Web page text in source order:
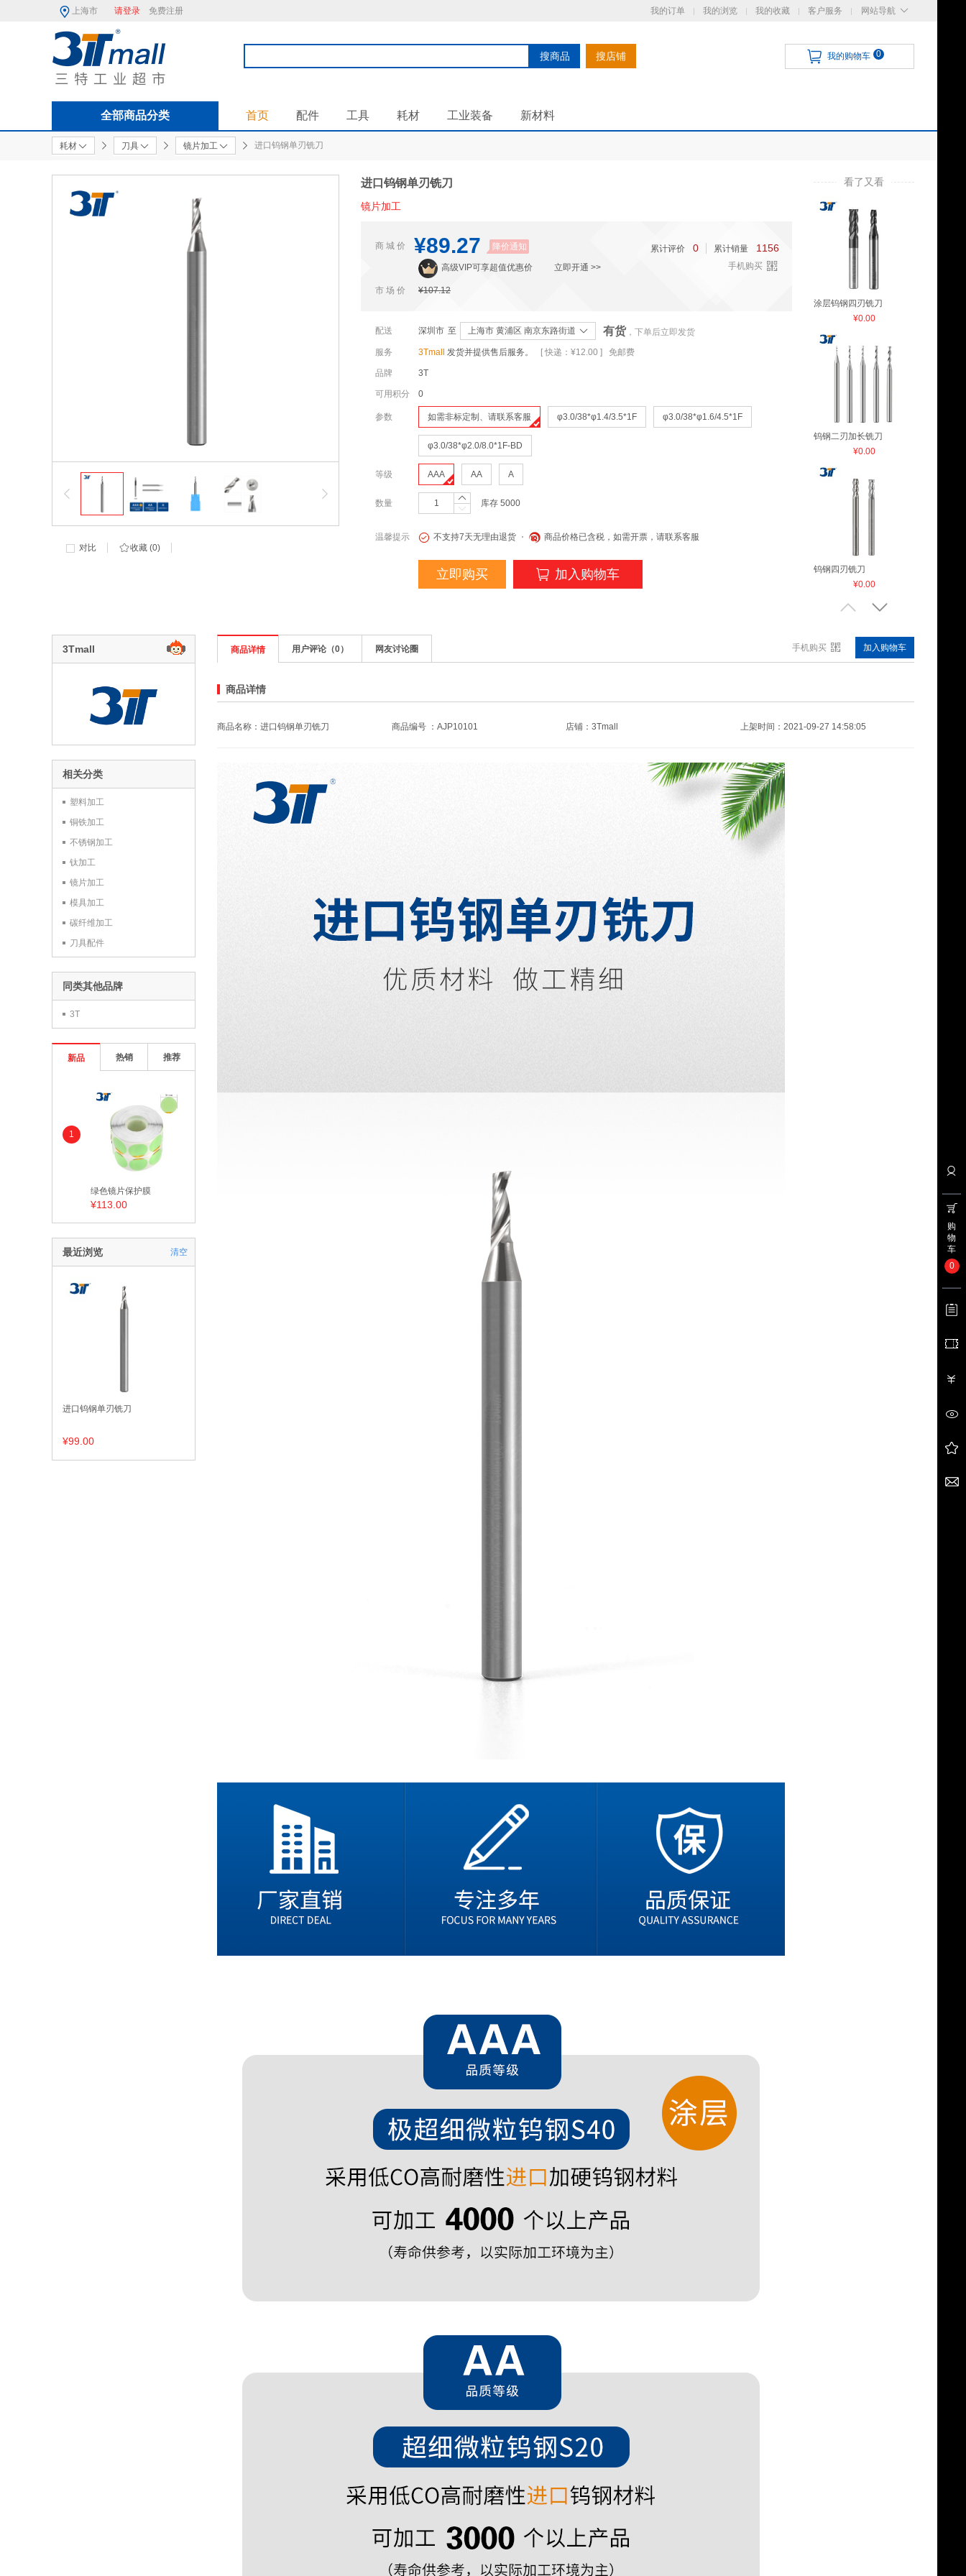
上海市 请登录 免费注册 我的订单 我的浏览 我的收藏 客户服务 网站导航
搜商品 搜店铺 我的购物车 0
全部商品分类 首页 配件 工具 耗材 工业装备 新材料
耗材 刀具 镜片加工 进口钨钢单刃铣刀
对比 收藏 (0)
进口钨钢单刃铣刀
镜片加工
商 城 价 ¥89.27 降价通知
高级VIP可享超值优惠价 立即开通 >>
市 场 价 ¥107.12
累计评价 0 累计销量 1156
手机购买
配送 深圳市 至 上海市 黄浦区 南京东路街道 有货 ，下单后立即发货
服务
3Tmall 发货并提供售后服务。 [ 快递：¥12.00 ] 免邮费
品牌 3T
可用积分 0
参数 如需非标定制、请联系客服 φ3.0/38*φ1.4/3.5*1F φ3.0/38*φ1.6/4.5*1F
φ3.0/38*φ2.0/8.0*1F-BD
等级 AAA AA A
数量 库存 5000
温馨提示 不支持7天无理由退货 商品价格已含税，如需开票，请联系客服
立即购买 加入购物车
看了又看
涂层钨钢四刃铣刀
¥0.00
钨钢二刃加长铣刀
¥0.00
钨钢四刃铣刀
¥0.00
吸盘(BRIOT磨边机用）A40
3Tmall
相关分类
塑料加工
铜铁加工
不锈钢加工
钛加工
镜片加工
模具加工
碳纤维加工
刀具配件
同类其他品牌
3T
新品 热销 推荐
1
绿色镜片保护膜
¥113.00
最近浏览 清空
进口钨钢单刃铣刀
¥99.00
商品详情 用户评论（0） 网友讨论圈 手机购买 加入购物车
商品详情
商品名称：进口钨钢单刃铣刀 商品编号 ：AJP10101 店铺： 3Tmall 上架时间：2021-09-27 14:58:05
购
物
车
0